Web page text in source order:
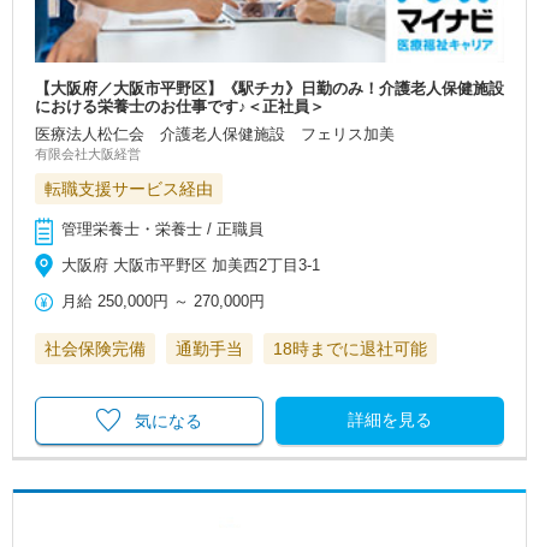
【大阪府／大阪市平野区】《駅チカ》日勤のみ！介護老人保健施設
における栄養士のお仕事です♪＜正社員＞
医療法人松仁会 介護老人保健施設 フェリス加美
有限会社大阪経営
転職支援サービス経由
管理栄養士・栄養士 / 正職員
大阪府 大阪市平野区 加美西2丁目3-1
月給 250,000円 ～ 270,000円
社会保険完備 通勤手当 18時までに退社可能
詳細を見る
気になる